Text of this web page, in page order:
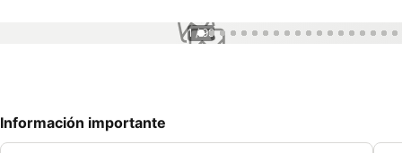
1 / 99
Información importante